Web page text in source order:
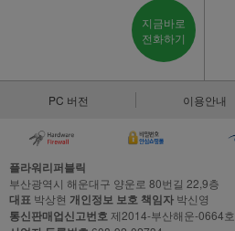
지금바로
전화하기
PC 버전 이용안내
플라워리퍼블릭
부산광역시 해운대구 양운로 80번길 22,9층
대표 박상현 개인정보 보호 책임자 박신영
통신판매업신고번호제2014-부산해운-0664호